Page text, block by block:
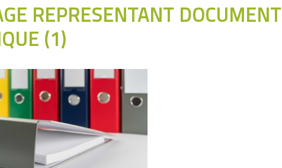
REPRESENTANT DOCUMENT
(1)